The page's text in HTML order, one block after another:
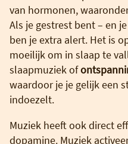
van hormonen,
Als je gestrest bent – en
ben je extra alert. Het is
moeilijk om in slaap te
slaapmuziek of
waardoor je je gelijk een
indoezelt.
Muziek heeft ook direct
dopamine. Muziek